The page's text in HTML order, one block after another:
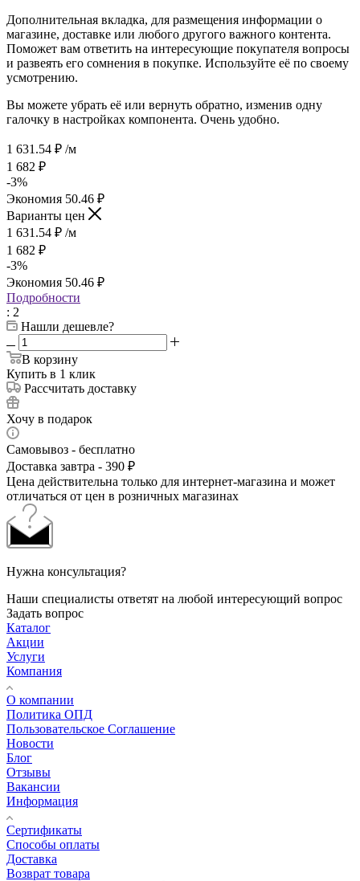
Дополнительная вкладка, для размещения информации о
магазине, доставке или любого другого важного контента.
Поможет вам ответить на интересующие покупателя вопросы
и развеять его сомнения в покупке. Используйте её по своему
усмотрению.
Вы можете убрать её или вернуть обратно, изменив одну
галочку в настройках компонента. Очень удобно.
1 631.54 ₽ /м
1 682 ₽
-3%
Экономия 50.46 ₽
Варианты цен
1 631.54 ₽ /м
1 682 ₽
-3%
Экономия 50.46 ₽
Подробности
: 2
Нашли дешевле?
В корзину
Купить в 1 клик
Рассчитать доставку
Хочу в подарок
Самовывоз - бесплатно
Доставка завтра - 390 ₽
Цена действительна только для интернет-магазина и может
отличаться от цен в розничных магазинах
Нужна консультация?
Наши специалисты ответят на любой интересующий вопрос
Задать вопрос
Каталог
Акции
Услуги
Компания
О компании
Политика ОПД
Пользовательское Соглашение
Новости
Блог
Отзывы
Вакансии
Информация
Сертификаты
Способы оплаты
Доставка
Возврат товара